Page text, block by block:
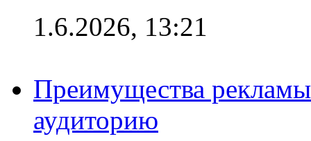
1.6.2026, 13:21
Преимущества
аудиторию